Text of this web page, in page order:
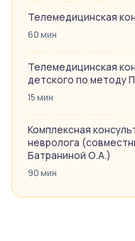
Телемедицинская
60 мин
Телемедицинская
детского по методу
15 мин
Комплексная
невролога
Батраниной О.А.)
90 мин